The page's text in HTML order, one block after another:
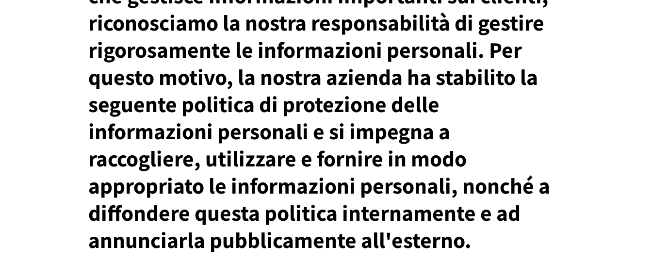
riconosciamo la nostra responsabilità di gestire
rigorosamente le informazioni personali. Per
questo motivo, la nostra azienda ha stabilito la
seguente politica di protezione delle
informazioni personali e si impegna a
raccogliere, utilizzare e fornire in modo
appropriato le informazioni personali, nonché a
diffondere questa politica internamente e ad
annunciarla pubblicamente all'esterno.